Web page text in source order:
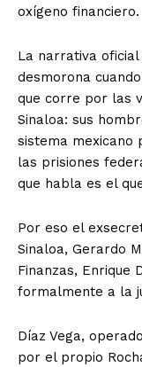
oxígeno financiero.
La narrativa oficial
desmorona
que corre por las
Sinaloa: sus
sistema mexicano
las prisiones
que habla es el
Por eso el
Sinaloa, Gerardo
Finanzas, Enrique
formalmente a la
Díaz Vega,
por el propio